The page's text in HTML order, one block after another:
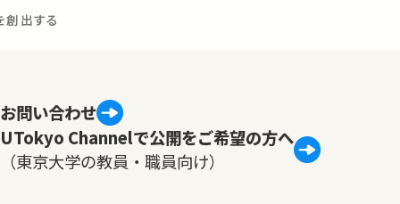
創出する
お問い合わせ
UTokyo Channelで公開をご希望の方へ
（東京大学の教員・職員向け）